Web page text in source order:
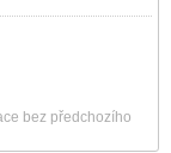
bez předchozího